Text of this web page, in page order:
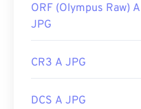
ORF (Olympus Raw) A
JPG
CR3 A JPG
DCS A JPG